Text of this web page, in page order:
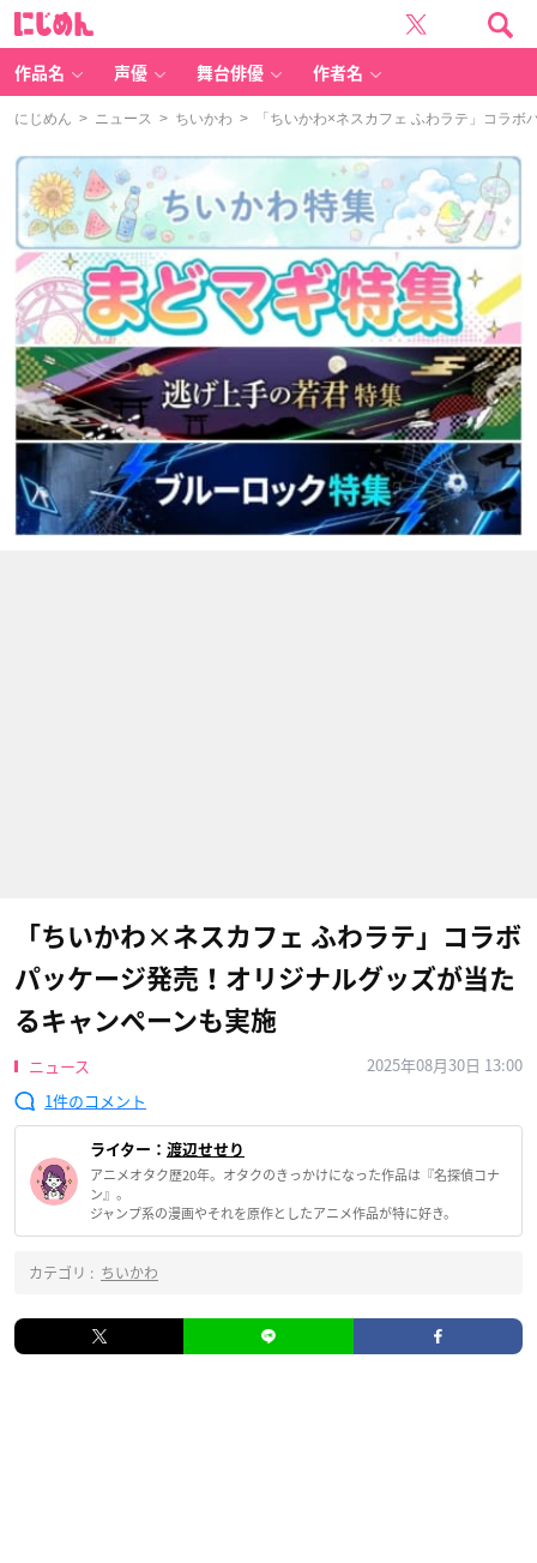
作品名 声優 舞台俳優 作者名
にじめん > ニュース > ちいかわ > 「ちいかわ×ネスカフェ ふわラテ」コラボ
「ちいかわ×ネスカフェ ふわラテ」コラボ
パッケージ発売！オリジナルグッズが当た
るキャンペーンも実施
ニュース
2025年08月30日 13:00
1
ライター： 渡辺せせり
アニメオタク歴20年。オタクのきっかけになった作品は『名探偵コナ
ン』。
ジャンプ系の漫画やそれを原作としたアニメ作品が特に好き。
カテゴリ : ちいかわ